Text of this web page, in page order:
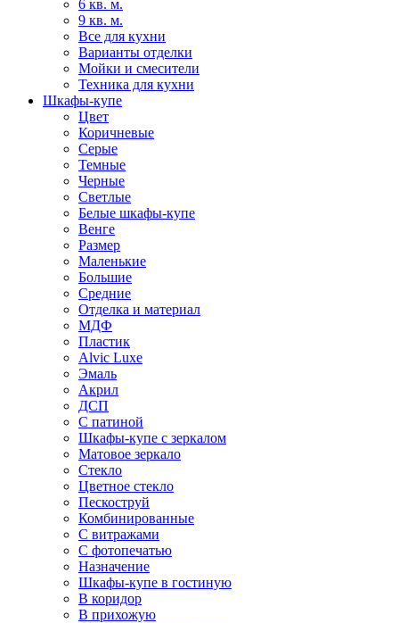
6 кв. м.
9 кв. м.
Все для кухни
Варианты отделки
Мойки и смесители
Техника для кухни
Шкафы-купе
Цвет
Коричневые
Серые
Темные
Черные
Светлые
Белые шкафы-купе
Венге
Размер
Маленькие
Большие
Средние
Отделка и материал
МДФ
Пластик
Alvic Luxe
Эмаль
Акрил
ДСП
С патиной
Шкафы-купе с зеркалом
Матовое зеркало
Стекло
Цветное стекло
Пескоструй
Комбинированные
С витражами
С фотопечатью
Назначение
Шкафы-купе в гостиную
В коридор
В прихожую